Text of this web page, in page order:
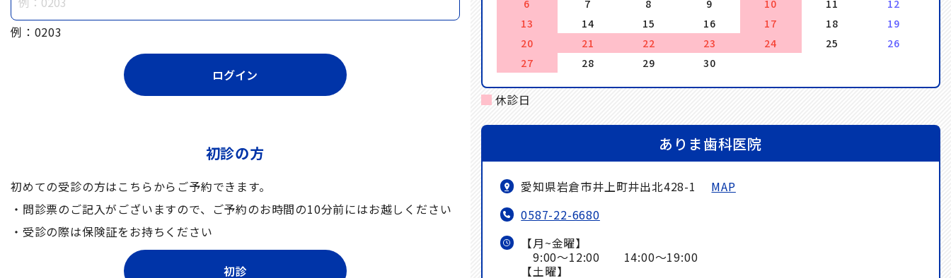
例：0203
初診の方
初めての受診の方はこちらからご予約できます。
・問診票のご記入がございますので、ご予約のお時間の10分前にはお越しください
・受診の際は保険証をお持ちください
6
7 8 9 10 11
12
13
14 15 16 17 18
19
20
21 22 23 24 25
26
27
28 29 30
休診日
ありま歯科医院
愛知県岩倉市井上町井出北428-1 MAP
0587-22-6680
【月~金曜】
9:00～12:00 14:00～19:00
【土曜】